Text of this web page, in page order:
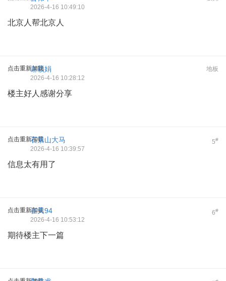
2026-4-16 10:49:10
北京人帮北京人
点击重新加载 地板
谢颖娟
2026-4-16 10:28:12
楼主好人感谢分享
点击重新加载 5#
石景山大马
2026-4-16 10:39:57
信息太有用了
点击重新加载 6#
崔天94
2026-4-16 10:53:12
期待楼主下一篇